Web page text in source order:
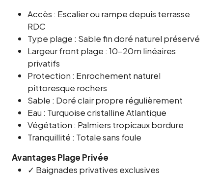
Accès : Escalier ou rampe depuis terrasse
RDC
Type plage : Sable fin doré naturel préservé
Largeur front plage : 10-20m linéaires
privatifs
Protection : Enrochement naturel
pittoresque rochers
Sable : Doré clair propre régulièrement
Eau : Turquoise cristalline Atlantique
Végétation : Palmiers tropicaux bordure
Tranquillité : Totale sans foule
Avantages Plage Privée
✓ Baignades privatives exclusives